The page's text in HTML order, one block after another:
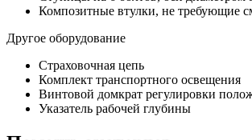
Композитные втулки, не требующие
Другое оборудование
Страховочная цепь
Комплект транспортного освещения
Винтовой домкрат регулировки
Указатель рабочей глубины